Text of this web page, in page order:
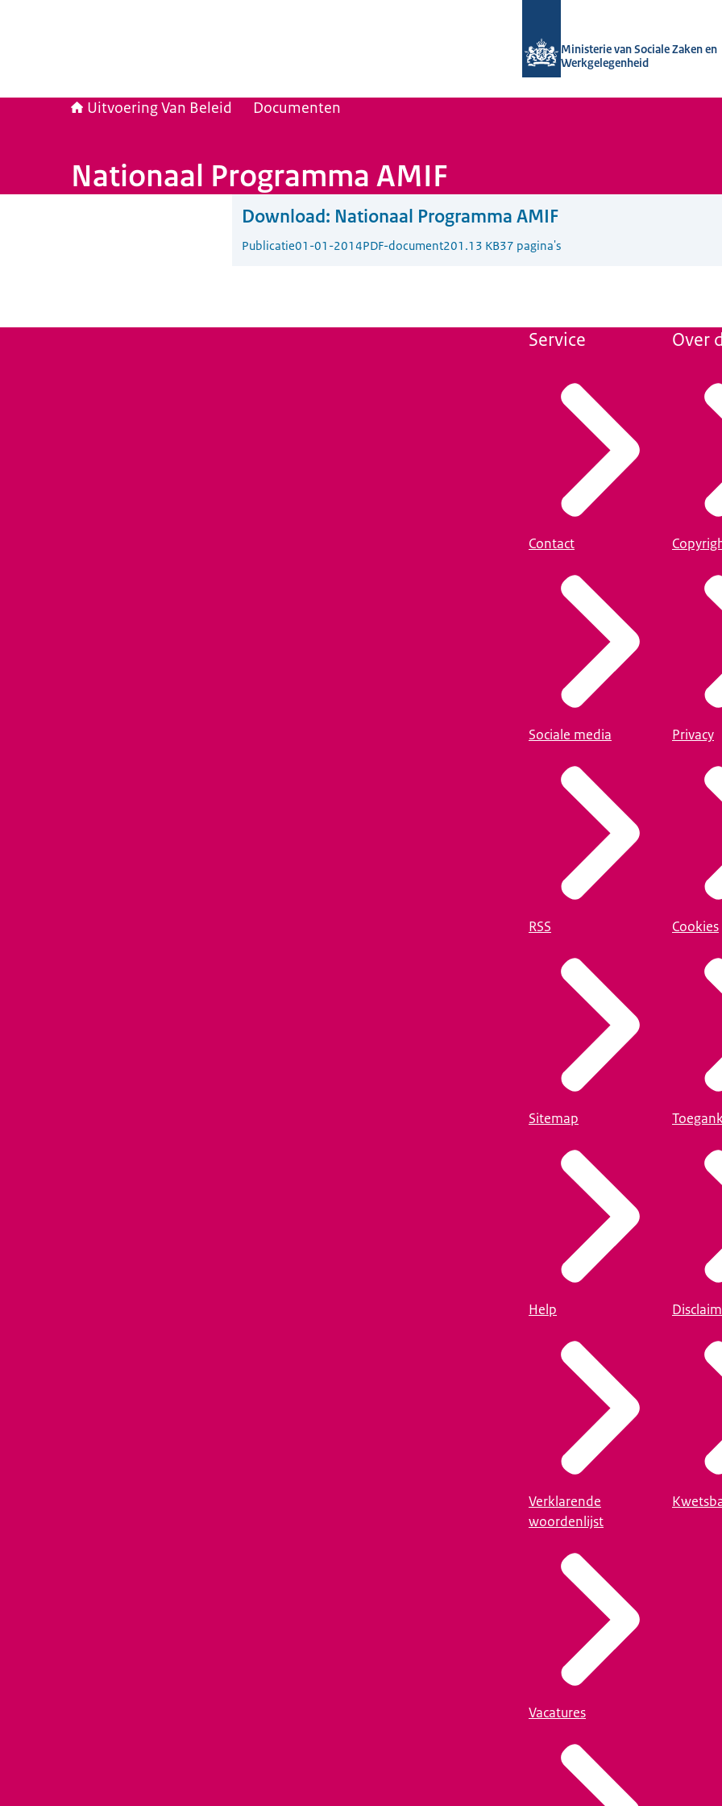
Ministerie van Sociale Zaken en
Werkgelegenheid
Uitvoering Van Beleid Documenten
Nationaal Programma AMIF
Download: Nationaal Programma AMIF
Publicatie01-01-2014PDF-document201.13 KB37 pagina's
Service
Contact
Sociale media
RSS
Sitemap
Help
Verklarende
woordenlijst
Vacatures
Over
Privacy
Cookies